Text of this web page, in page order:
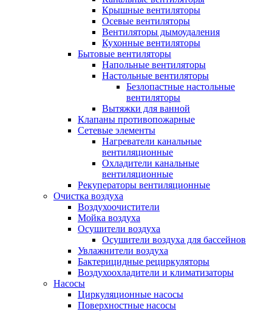
Крышные вентиляторы
Осевые вентиляторы
Вентиляторы дымоудаления
Кухонные вентиляторы
Бытовые вентиляторы
Напольные вентиляторы
Настольные вентиляторы
Безлопастные настольные
вентиляторы
Вытяжки для ванной
Клапаны противопожарные
Сетевые элементы
Нагреватели канальные
вентиляционные
Охладители канальные
вентиляционные
Рекуператоры вентиляционные
Очистка воздуха
Воздухоочистители
Мойка воздуха
Осушители воздуха
Осушители воздуха для бассейнов
Увлажнители воздуха
Бактерицидные рециркуляторы
Воздухоохладители и климатизаторы
Насосы
Циркуляционные насосы
Поверхностные насосы